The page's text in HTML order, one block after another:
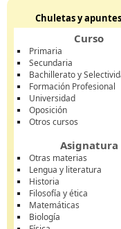
Chuletas y
Curso
Primaria
Secundaria
Bachillerato y
Formación Profesional
Universidad
Oposición
Otros cursos
Asignatura
Otras materias
Lengua y literatura
Historia
Filosofía y ética
Matemáticas
Biología